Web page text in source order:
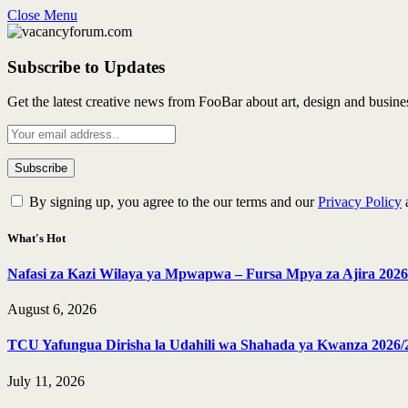
Close Menu
Subscribe to Updates
Get the latest creative news from FooBar about art, design and
By signing up, you agree to the our terms and ourPrivacy Policy
What's Hot
Nafasi za Kazi Wilaya ya Mpwapwa – Fursa Mpya za Ajira 2026
August 6, 2026
TCU Yafungua Dirisha la Udahili wa Shahada ya Kwanza 2026/
July 11, 2026